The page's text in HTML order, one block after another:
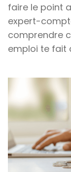
faire le point
expert-
comprendre
emploi te fait